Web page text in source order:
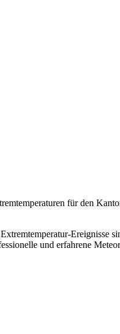
für den
Ereignisse
und erfahrene